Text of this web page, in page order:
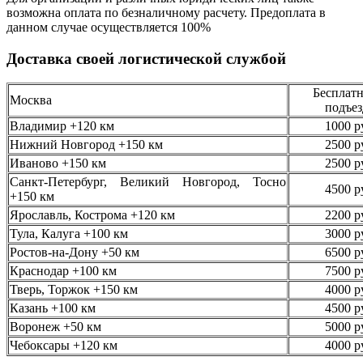
возможна оплата по безналичному расчету. Предоплата в
данном случае осуществляется 100%
Доставка своей логистической службой
Москва
Владимир +120 км
1000
Нижний Новгород +150 км
2500
Иваново +150 км
2500
Санкт-Петербург, Великий Новгород, Тосно
+150 км
4500
Ярославль, Кострома +120 км
2200
Тула, Калуга +100 км
3000
Ростов-на-Дону +50 км
6500
Краснодар +100 км
7500
Тверь, Торжок +150 км
4000
Казань +100 км
4500
Воронеж +50 км
5000
Чебоксары +120 км
4000